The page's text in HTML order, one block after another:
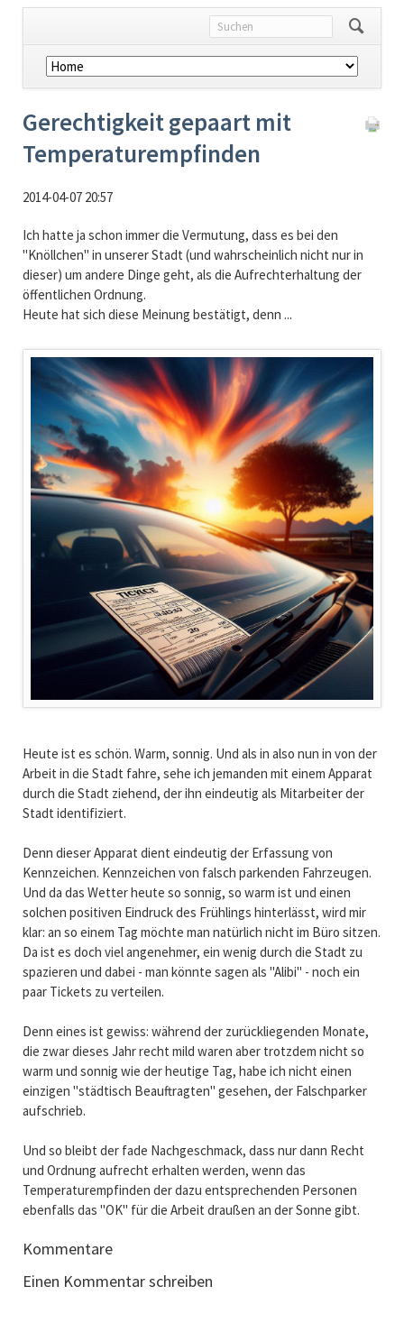
Navigation
überspringen
Gerechtigkeit gepaart mit
Temperaturempfinden
2014-04-07 20:57
Ich hatte ja schon immer die Vermutung, dass es bei den
"Knöllchen" in unserer Stadt (und wahrscheinlich nicht nur in
dieser) um andere Dinge geht, als die Aufrechterhaltung der
öffentlichen Ordnung.
Heute hat sich diese Meinung bestätigt, denn ...
Heute ist es schön. Warm, sonnig. Und als in also nun in von der
Arbeit in die Stadt fahre, sehe ich jemanden mit einem Apparat
durch die Stadt ziehend, der ihn eindeutig als Mitarbeiter der
Stadt identifiziert.
Denn dieser Apparat dient eindeutig der Erfassung von
Kennzeichen. Kennzeichen von falsch parkenden Fahrzeugen.
Und da das Wetter heute so sonnig, so warm ist und einen
solchen positiven Eindruck des Frühlings hinterlässt, wird mir
klar: an so einem Tag möchte man natürlich nicht im Büro sitzen.
Da ist es doch viel angenehmer, ein wenig durch die Stadt zu
spazieren und dabei - man könnte sagen als "Alibi" - noch ein
paar Tickets zu verteilen.
Denn eines ist gewiss: während der zurückliegenden Monate,
die zwar dieses Jahr recht mild waren aber trotzdem nicht so
warm und sonnig wie der heutige Tag, habe ich nicht einen
einzigen "städtisch Beauftragten" gesehen, der Falschparker
aufschrieb.
Und so bleibt der fade Nachgeschmack, dass nur dann Recht
und Ordnung aufrecht erhalten werden, wenn das
Temperaturempfinden der dazu entsprechenden Personen
ebenfalls das "OK" für die Arbeit draußen an der Sonne gibt.
Kommentare
Einen Kommentar schreiben